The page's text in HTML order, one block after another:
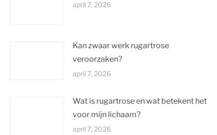
april 7, 2026
Kan zwaar werk rugartrose
veroorzaken?
april 7, 2026
Wat is rugartrose en wat betekent het
voor mijn lichaam?
april 7, 2026